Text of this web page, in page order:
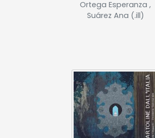
Ortega Esperanza ,
Suárez Ana (.ill)